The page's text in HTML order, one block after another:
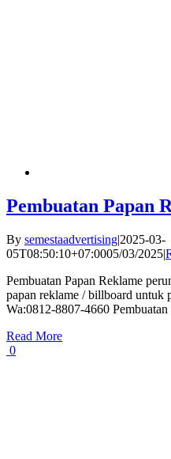
Pembuatan Papan
By semestaadvertising|2025-03-
05T08:50:10+07:0005/03/2025|
Pembuatan Papan Reklame
papan reklame / billboard untuk
Wa:0812-8807-4660
Read More
0